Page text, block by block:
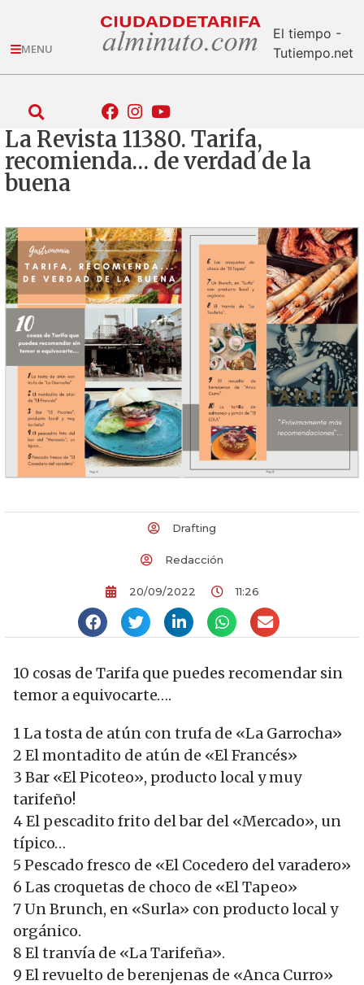
MENU
El tiempo -
Tutiempo.net
La Revista 11380. Tarifa,
recomienda… de verdad de la
buena
Drafting
Redacción
20/09/2022 11:26
10 cosas de Tarifa que puedes recomendar sin
temor a equivocarte….
1 La tosta de atún con trufa de «La Garrocha»
2 El montadito de atún de «El Francés»
3 Bar «El Picoteo», producto local y muy
tarifeño!
4 El pescadito frito del bar del «Mercado», un
típico…
5 Pescado fresco de «El Cocedero del varadero»
6 Las croquetas de choco de «El Tapeo»
7 Un Brunch, en «Surla» con producto local y
orgánico.
8 El tranvía de «La Tarifeña».
9 El revuelto de berenjenas de «Anca Curro»